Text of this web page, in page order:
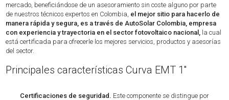
mercado, beneficiándose de un asesoramiento sin coste alguno por parte
de nuestros técnicos expertos en Colombia, el mejor sitio para hacerlo de
manera rápida y segura, es a través de AutoSolar Colombia, empresa
con experiencia y trayectoria en el sector fotovoltaico nacional,
la cual
está certificada para ofrecerle los mejores servicios, productos y asesorías
del sector.
Principales características Curva EMT 1''
Certificaciones de seguridad. Este componente se distingue por